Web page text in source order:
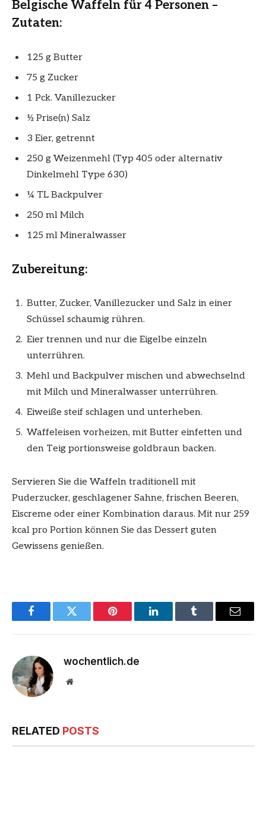
Belgische Waffeln für 4 Personen –
Zutaten:
125 g Butter
75 g Zucker
1 Pck. Vanillezucker
½ Prise(n) Salz
3 Eier, getrennt
250 g Weizenmehl (Typ 405 oder alternativ
Dinkelmehl Type 630)
¼ TL Backpulver
250 ml Milch
125 ml Mineralwasser
Zubereitung:
Butter, Zucker, Vanillezucker und Salz in einer
Schüssel schaumig rühren.
Eier trennen und nur die Eigelbe einzeln
unterrühren.
Mehl und Backpulver mischen und abwechselnd
mit Milch und Mineralwasser unterrühren.
Eiweiße steif schlagen und unterheben.
Waffeleisen vorheizen, mit Butter einfetten und
den Teig portionsweise goldbraun backen.
Servieren Sie die Waffeln traditionell mit
Puderzucker, geschlagener Sahne, frischen Beeren,
Eiscreme oder einer Kombination daraus. Mit nur 259
kcal pro Portion können Sie das Dessert guten
Gewissens genießen.
FacebookTwitter Pinterest LinkedInTumblr Email
wochentlich.de
Website
RELATED POSTS